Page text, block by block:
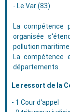
- Le Var (83)
La compétence
organisée
pollution
La compétence
départements.
Le ressort de la
- 1 Cour d'appel